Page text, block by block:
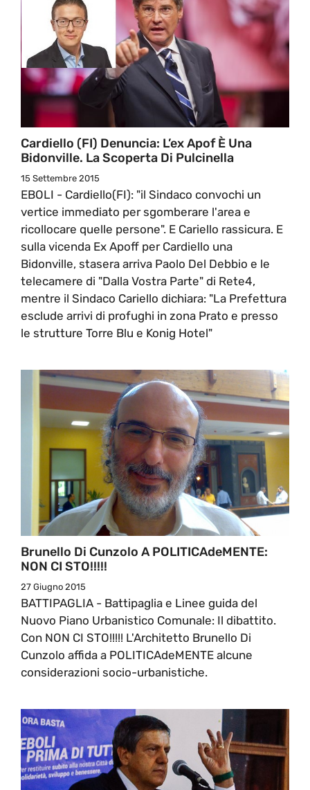
Cardiello (FI) Denuncia: L’ex Apof È Una
Bidonville. La Scoperta Di Pulcinella
15 Settembre 2015
EBOLI - Cardiello(FI): "il Sindaco convochi un
vertice immediato per sgomberare l'area e
ricollocare quelle persone". E Cariello rassicura. E
sulla vicenda Ex Apoff per Cardiello una
Bidonville, stasera arriva Paolo Del Debbio e le
telecamere di "Dalla Vostra Parte" di Rete4,
mentre il Sindaco Cariello dichiara: "La Prefettura
esclude arrivi di profughi in zona Prato e presso
le strutture Torre Blu e Konig Hotel"
Brunello Di Cunzolo A POLITICAdeMENTE:
NON CI STO!!!!!
27 Giugno 2015
BATTIPAGLIA - Battipaglia e Linee guida del
Nuovo Piano Urbanistico Comunale: Il dibattito.
Con NON CI STO!!!!! L'Architetto Brunello Di
Cunzolo affida a POLITICAdeMENTE alcune
considerazioni socio-urbanistiche.